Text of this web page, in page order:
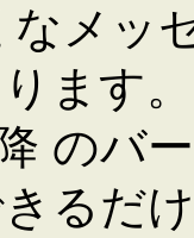
なメッ
ます
のバ
るだ